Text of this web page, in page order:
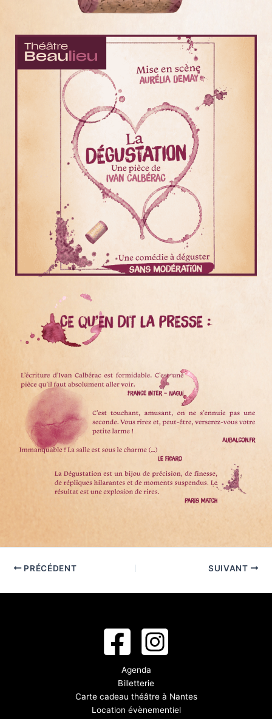
PRÉCÉDENT SUIVANT
Agenda
Billetterie
Carte cadeau théâtre à Nantes
Location évènementiel